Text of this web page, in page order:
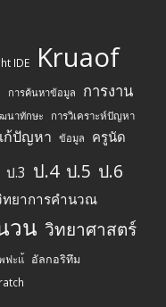
IDE Kruaof
การค้นหาข้อมูล
การงาน
นาทักษะ การวิเคราะห์ปัญหา
ก้ปัญหา ข้อมูล ครูนัด
ป.3 ป.4 ป.5 ป.6
ทยาการคำนวณ
วน วิทยาศาสตร์
ฟะแ้ อัลกอริทึม